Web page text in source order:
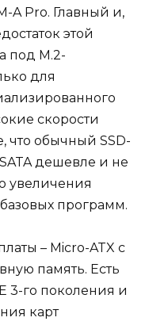
A Pro. Главный и,
этой
под M.2-
для
скорости
что обычный SSD-
дешевле и не
увеличения
программ.
– Micro-ATX с
память. Есть
3-го поколения и
карт